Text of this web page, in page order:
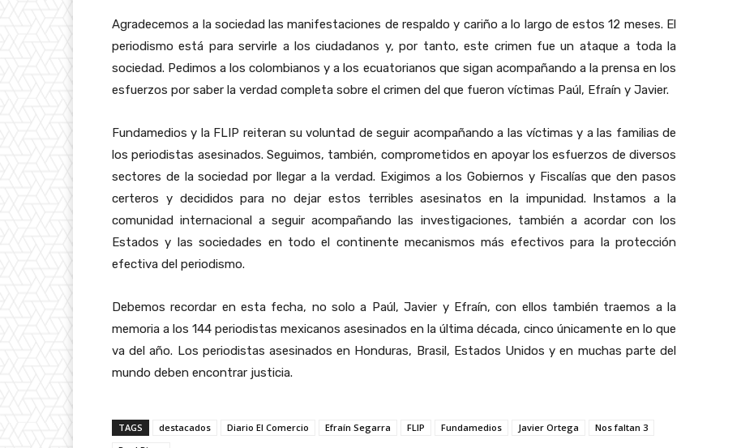
Agradecemos a la sociedad las manifestaciones de respaldo y cariño a lo largo de estos 12 meses. El
periodismo está para servirle a los ciudadanos y, por tanto, este crimen fue un ataque a toda la
sociedad. Pedimos a los colombianos y a los ecuatorianos que sigan acompañando a la prensa en los
esfuerzos por saber la verdad completa sobre el crimen del que fueron víctimas Paúl, Efraín y Javier.
Fundamedios y la FLIP reiteran su voluntad de seguir acompañando a las víctimas y a las familias de
los periodistas asesinados. Seguimos, también, comprometidos en apoyar los esfuerzos de diversos
sectores de la sociedad por llegar a la verdad. Exigimos a los Gobiernos y Fiscalías que den pasos
certeros y decididos para no dejar estos terribles asesinatos en la impunidad. Instamos a la
comunidad internacional a seguir acompañando las investigaciones, también a acordar con los
Estados y las sociedades en todo el continente mecanismos más efectivos para la protección
efectiva del periodismo.
Debemos recordar en esta fecha, no solo a Paúl, Javier y Efraín, con ellos también traemos a la
memoria a los 144 periodistas mexicanos asesinados en la última década, cinco únicamente en lo que
va del año. Los periodistas asesinados en Honduras, Brasil, Estados Unidos y en muchas parte del
mundo deben encontrar justicia.
TAGS destacados Diario El Comercio Efraín Segarra FLIP Fundamedios Javier Ortega
Nos faltan 3